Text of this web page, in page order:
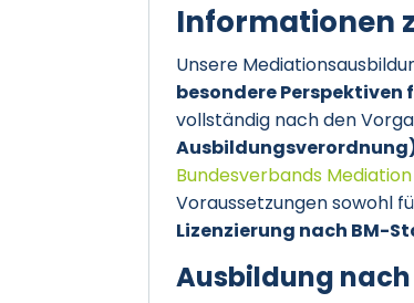
Informationen
Unsere
besondere
vollständig nach den
Bundesverbands
Voraussetzungen sowohl
Lizenzierung nach BM-
Ausbildung